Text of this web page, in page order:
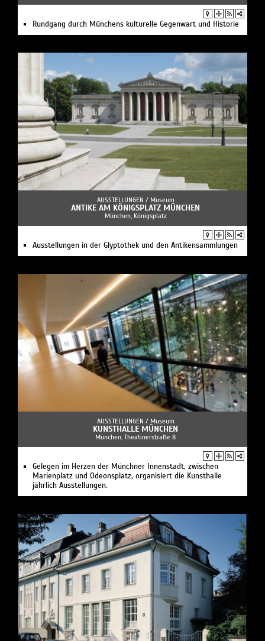
Rundgang durch Münchens kulturelle Gegenwart und Historie
AUSSTELLUNGEN / Museum
ANTIKE AM KÖNIGSPLATZ MÜNCHEN
München, Königsplatz
Ausstellungen in der Glyptothek und den Antikensammlungen
AUSSTELLUNGEN / Museum
KUNSTHALLE MÜNCHEN
München, Theatinerstraße 8
Gelegen im Herzen der Münchner Innenstadt, zwischen
Marienplatz und Odeonsplatz, organisiert die Kunsthalle
jährlich Ausstellungen.